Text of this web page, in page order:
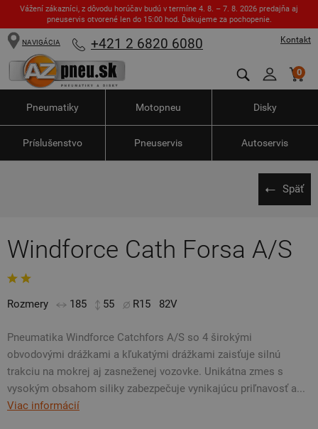
Vážení zákazníci, z dôvodu horúčav budú v termíne 4. 8. – 7. 8. 2026 predajňa aj
pneuservis otvorené len do 15:00 hod. Ďakujeme za pochopenie.
Kontakt
NAVIGÁCIA +421 2 6820 6080
0
Pneumatiky Motopneu Disky
Príslušenstvo Pneuservis Autoservis
Späť
Windforce Cath Forsa A/S
Rozmery 185 55 R15 82V
Pneumatika Windforce Catchfors A/S so 4 širokými
obvodovými drážkami a kľukatými drážkami zaisťuje silnú
trakciu na mokrej aj zasneženej vozovke. Unikátna zmes s
vysokým obsahom siliky zabezpečuje vynikajúcu priľnavosť a...
Viac informácií